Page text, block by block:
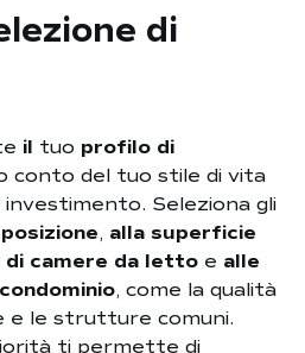
di
il tuo profilo di
conto del tuo stile di vita
Seleziona gli
, alla superficie
di camere da letto e alle
, come la qualità
e le strutture comuni.
ti permette di